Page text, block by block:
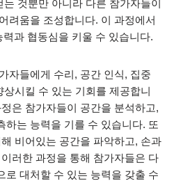
것뿐만 아니라 다른 참가자들이
려움을 조성합니다. 이 과정에서
과 협동심을 키울 수 있습니다.
자들에게 수리, 공간 인식, 집중
시킬 수 있는 기회를 제공합니
은 참가자들이 공간을 분석하고,
하는 능력을 기를 수 있습니다. 또
비어있는 공간을 파악하고, 손과
러한 과정을 통해 참가자들은 다
로 대처할 수 있는 능력을 갖출 수